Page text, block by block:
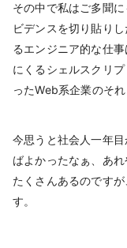
その中で私はご多聞
ビデンスを切り貼り
るエンジニア的な仕
にくるシェルスクリ
ったWeb系企業のそ
今思うと社会人一年
ばよかったなぁ、あ
たくさんあるのです
す。